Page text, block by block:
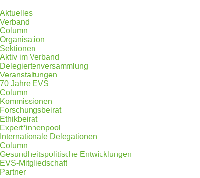
Aktuelles
Verband
Column
Organisation
Sektionen
Aktiv im Verband
Delegiertenversammlung
Veranstaltungen
70 Jahre EVS
Column
Kommissionen
Forschungsbeirat
Ethikbeirat
Expert*innenpool
Internationale Delegationen
Column
Gesundheitspolitische Entwicklungen
EVS-Mitgliedschaft
Partner